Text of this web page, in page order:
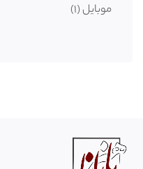
موبایل (1)